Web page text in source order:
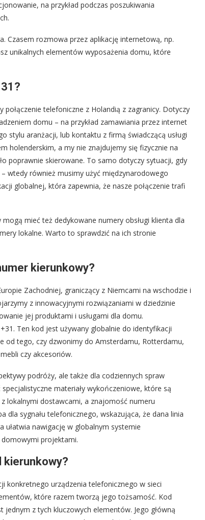
na przykład podczas poszukiwania
Czasem rozmowa przez aplikację internetową, np.
unikalnych elementów wyposażenia domu, które
telefoniczne z Holandią z zagranicy. Dotyczy
domu – na przykład zamawiania przez internet
stylu aranżacji, lub kontaktu z firmą świadczącą usługi
holenderskim, a my nie znajdujemy się fizycznie na
poprawnie skierowane. To samo dotyczy sytuacji, gdy
wtedy również musimy użyć międzynarodowego
globalnej, która zapewnia, że nasze połączenie trafi
mieć też dedykowane numery obsługi klienta dla
lokalne. Warto to sprawdzić na ich stronie
kierunkowy?
Zachodniej, graniczący z Niemcami na wschodzie i
z innowacyjnymi rozwiązaniami w dziedzinie
jej produktami i usługami dla domu.
Ten kod jest używany globalnie do identyfikacji
od tego, czy dzwonimy do Amsterdamu, Rotterdamu,
czy akcesoriów.
podróży, ale także dla codziennych spraw
materiały wykończeniowe, które są
lokalnymi dostawcami, a znajomość numeru
sygnału telefonicznego, wskazująca, że dana linia
ułatwia nawigację w globalnym systemie
domowymi projektami.
kierunkowy?
konkretnego urządzenia telefonicznego w sieci
które razem tworzą jego tożsamość. Kod
z tych kluczowych elementów. Jego główną